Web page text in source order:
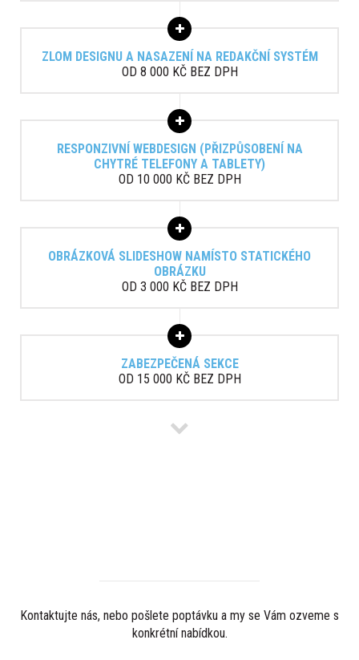
ZLOM DESIGNU A NASAZENÍ NA REDAKČNÍ SYSTÉM
OD 8 000 KČ BEZ DPH
RESPONZIVNÍ WEBDESIGN (PŘIZPŮSOBENÍ NA
CHYTRÉ TELEFONY A TABLETY)
OD 10 000 KČ BEZ DPH
OBRÁZKOVÁ SLIDESHOW NAMÍSTO STATICKÉHO
OBRÁZKU
OD 3 000 KČ BEZ DPH
ZABEZPEČENÁ SEKCE
OD 15 000 KČ BEZ DPH
Kontaktujte nás, nebo pošlete poptávku a my se Vám ozveme s
konkrétní nabídkou.